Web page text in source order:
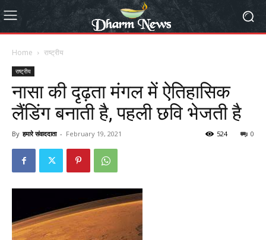
Home राष्ट्रीय
राष्ट्रीय
नासा की दृढ़ता मंगल में ऐतिहासिक
लैंडिंग बनाती है, पहली छवि भेजती है
By हमारे संवाददाता - February 19, 2021 0
524